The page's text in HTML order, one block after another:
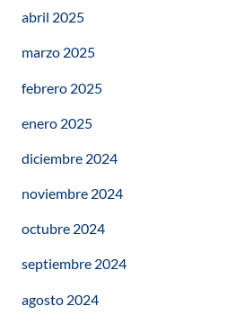
abril 2025
marzo 2025
febrero 2025
enero 2025
diciembre 2024
noviembre 2024
octubre 2024
septiembre 2024
agosto 2024